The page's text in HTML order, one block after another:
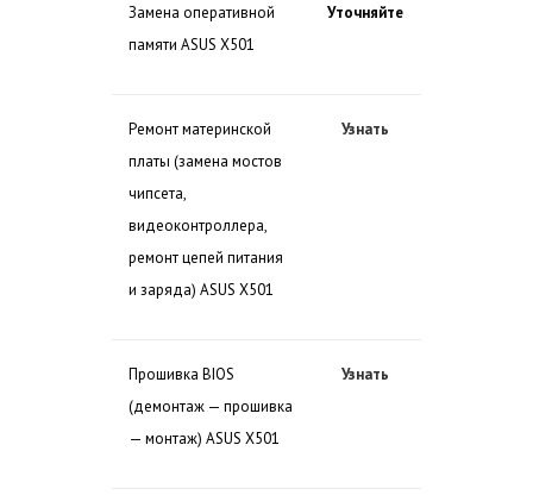
Замена оперативной
памяти ASUS X501
Уточняйте
Ремонт материнской
платы (замена мостов
чипсета,
видеоконтроллера,
ремонт цепей питания
и заряда) ASUS X501
Узнать
Прошивка BIOS
(демонтаж — прошивка
— монтаж) ASUS X501
Узнать